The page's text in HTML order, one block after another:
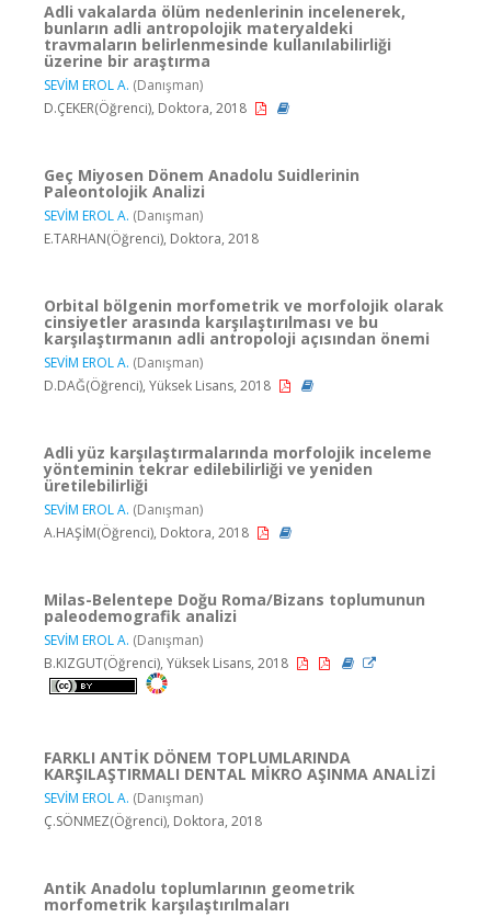
Adli vakalarda ölüm nedenlerinin incelenerek,
bunların adli antropolojik materyaldeki
travmaların belirlenmesinde kullanılabilirliği
üzerine bir araştırma
SEVİM EROL A. (Danışman)
D.ÇEKER(Öğrenci), Doktora, 2018
Geç Miyosen Dönem Anadolu Suidlerinin
Paleontolojik Analizi
SEVİM EROL A. (Danışman)
E.TARHAN(Öğrenci), Doktora, 2018
Orbital bölgenin morfometrik ve morfolojik olarak
cinsiyetler arasında karşılaştırılması ve bu
karşılaştırmanın adli antropoloji açısından önemi
SEVİM EROL A. (Danışman)
D.DAĞ(Öğrenci), Yüksek Lisans, 2018
Adli yüz karşılaştırmalarında morfolojik inceleme
yönteminin tekrar edilebilirliği ve yeniden
üretilebilirliği
SEVİM EROL A. (Danışman)
A.HAŞİM(Öğrenci), Doktora, 2018
Milas-Belentepe Doğu Roma/Bizans toplumunun
paleodemografik analizi
SEVİM EROL A. (Danışman)
B.KIZGUT(Öğrenci), Yüksek Lisans, 2018
FARKLI ANTİK DÖNEM TOPLUMLARINDA
KARŞILAŞTIRMALI DENTAL MİKRO AŞINMA ANALİZİ
SEVİM EROL A. (Danışman)
Ç.SÖNMEZ(Öğrenci), Doktora, 2018
Antik Anadolu toplumlarının geometrik
morfometrik karşılaştırılmaları